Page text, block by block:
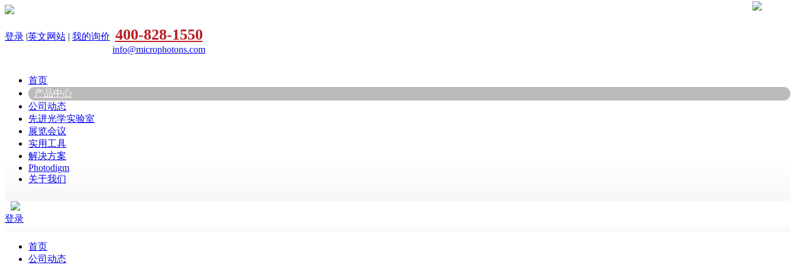
登录 |英文网站 | 我的询价 400-828-1550
info@microphotons.com
首页
产品中心
公司动态
先进光学实验室
展览会议
实用工具
解决方案
Photodigm
关于我们
登录
首页
公司动态